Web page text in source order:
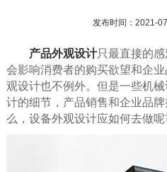
发布时间：2021-
产品外观设计只最直接的
会影响消费者的购买欲望和企
观设计也不例外。但是一些机
计的细节，产品销售和企业品
么，设备外观设计应如何去做呢